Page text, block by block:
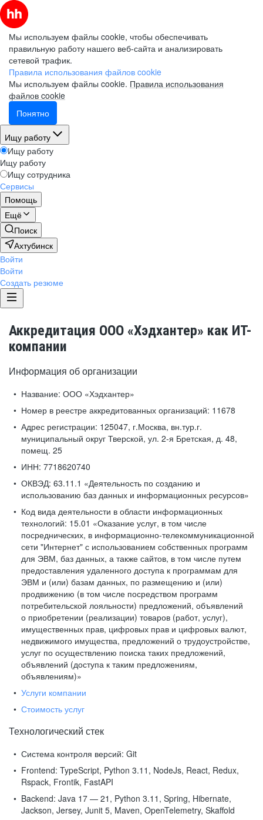
Мы используем файлы cookie, чтобы обеспечивать
правильную работу нашего веб-сайта и анализировать
сетевой трафик.
Правила использования файлов cookie
Мы используем файлы cookie. Правила использования
файлов cookie
Понятно
Ищу работу
Ищу работу
Ищу работу
Ищу сотрудника
Сервисы
Помощь
Ещё
Поиск
Ахтубинск
Войти
Войти
Создать резюме
Аккредитация ООО «Хэдхантер» как ИТ-
компании
Информация об организации
Название: ООО «Хэдхантер»
Номер в реестре аккредитованных организаций: 11678
Адрес регистрации: 125047, г.Москва, вн.тур.г.
муниципальный округ Тверской, ул. 2-я Бретская, д. 48,
помещ. 25
ИНН: 7718620740
ОКВЭД: 63.11.1 «Деятельность по созданию и
использованию баз данных и информационных ресурсов»
Код вида деятельности в области информационных
технологий: 15.01 «Оказание услуг, в том числе
посреднических, в информационно-телекоммуникационной
сети "Интернет" с использованием собственных программ
для ЭВМ, баз данных, а также сайтов, в том числе путем
предоставления удаленного доступа к программам для
ЭВМ и (или) базам данных, по размещению и (или)
продвижению (в том числе посредством программ
потребительской лояльности) предложений, объявлений
о приобретении (реализации) товаров (работ, услуг),
имущественных прав, цифровых прав и цифровых валют,
недвижимого имущества, предложений о трудоустройстве,
услуг по осуществлению поиска таких предложений,
объявлений (доступа к таким предложениям,
объявлениям)»
Услуги компании
Стоимость услуг
Технологический стек
Система контроля версий: Git
Frontend: TypeScript, Python 3.11, NodeJs, React, Redux,
Rspack, Frontik, FastAPI
Backend: Java 17 — 21, Python 3.11, Spring, Hibernate,
Jackson, Jersey, Junit 5, Maven, OpenTelemetry, Skaffold